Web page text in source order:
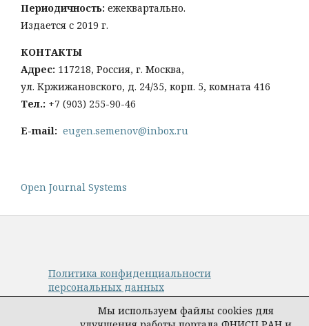
Периодичность: ежеквартально.
Издается с 2019 г.
КОНТАКТЫ
Адрес: 117218, Россия, г. Москва,
ул. Кржижановского, д. 24/35, корп. 5, комната 416
Тел.: +7 (903) 255-90-46
E-mail: eugen.semenov@inbox.ru
Open Journal Systems
Политика конфиденциальности
персональных данных
© Авторы, журнал «Управление наукой:
Мы используем файлы cookies для